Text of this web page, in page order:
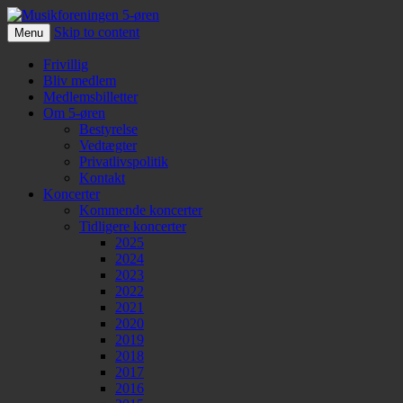
Musikforeningen 5-øren
Menu Skip to content
Frivillig
Bliv medlem
Medlemsbilletter
Om 5-øren
Bestyrelse
Vedtægter
Privatlivspolitik
Kontakt
Koncerter
Kommende koncerter
Tidligere koncerter
2025
2024
2023
2022
2021
2020
2019
2018
2017
2016